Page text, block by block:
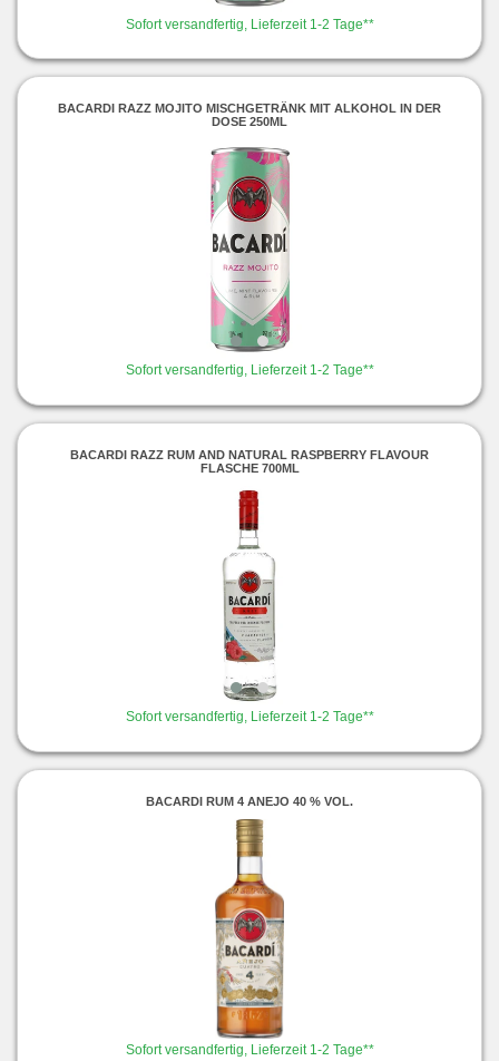
Sofort versandfertig, Lieferzeit 1-2 Tage**
BACARDI RAZZ MOJITO MISCHGETRÄNK MIT ALKOHOL IN DER
DOSE 250ML
Sofort versandfertig, Lieferzeit 1-2 Tage**
BACARDI RAZZ RUM AND NATURAL RASPBERRY FLAVOUR
FLASCHE 700ML
Sofort versandfertig, Lieferzeit 1-2 Tage**
BACARDI RUM 4 ANEJO 40 % VOL.
Sofort versandfertig, Lieferzeit 1-2 Tage**